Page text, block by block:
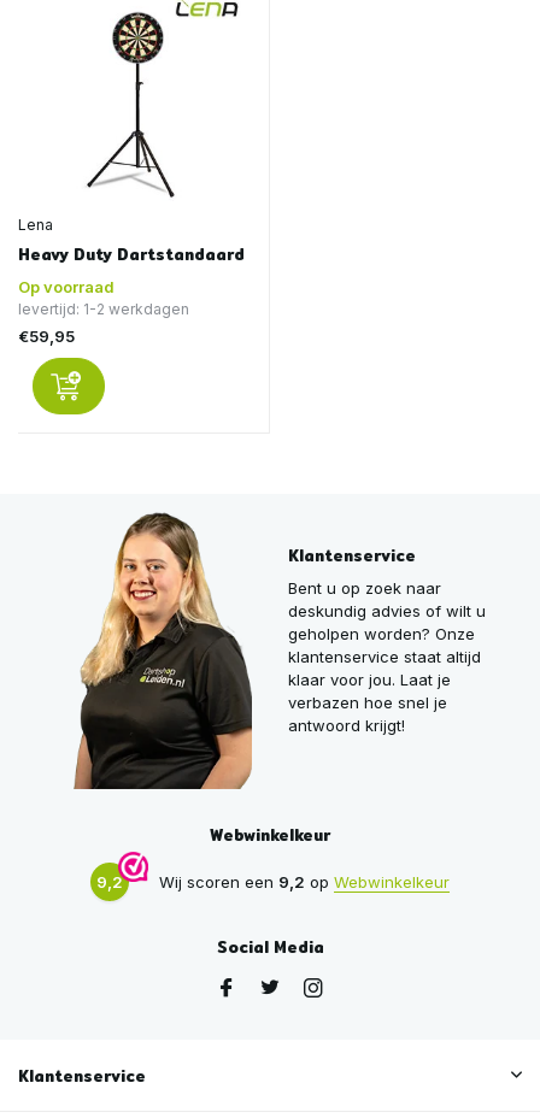
Lena
Heavy Duty Dartstandaard
Op voorraad
levertijd: 1-2 werkdagen
€59,95
Klantenservice
Bent u op zoek naar
deskundig advies of wilt u
geholpen worden? Onze
klantenservice staat altijd
klaar voor jou. Laat je
verbazen hoe snel je
antwoord krijgt!
Webwinkelkeur
9,2 Wij scoren een 9,2 op Webwinkelkeur
Social Media
Klantenservice